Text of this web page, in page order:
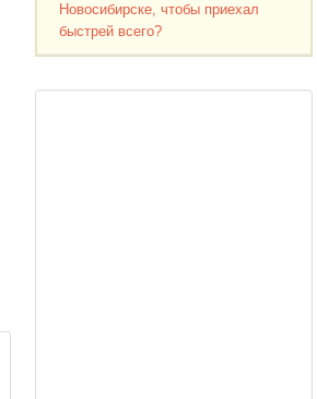
Новосибирске, чтобы приехал
быстрей всего?